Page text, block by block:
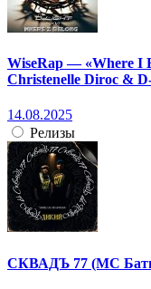
WiseRap — «Where I
Christenelle Diroc &
14.08.2025
Релизы
СКВАДЪ 77 (МС